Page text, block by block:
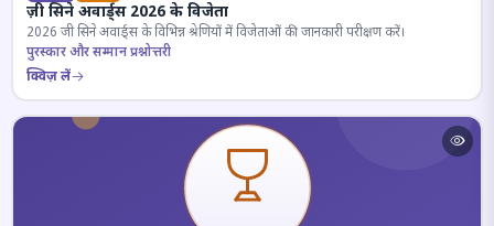
ज़ी सिने अवार्ड्स 2026 के विजेता
2026 जी सिने अवार्ड्स के विभिन्न श्रेणियों में विजेताओं की जानकारी परीक्षण करें।
पुरस्कार और सम्मान प्रश्नोत्तरी
क्विज़ लें